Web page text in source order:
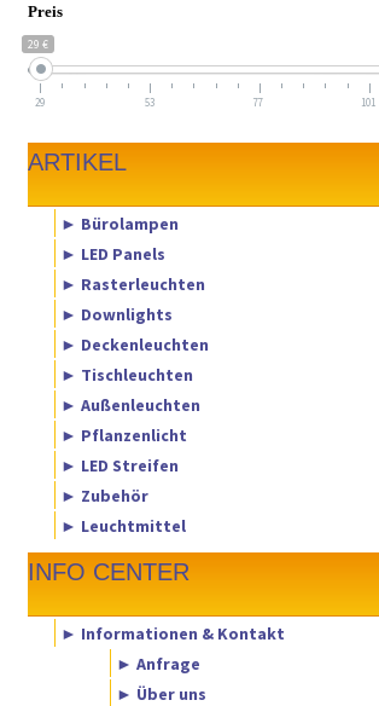
Preis
29 €
29 53 77 101
ARTIKEL
► Bürolampen
► LED Panels
► Rasterleuchten
► Downlights
► Deckenleuchten
► Tischleuchten
► Außenleuchten
► Pflanzenlicht
► LED Streifen
► Zubehör
► Leuchtmittel
INFO CENTER
► Informationen & Kontakt
► Anfrage
► Über uns